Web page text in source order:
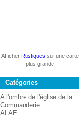
Afficher Rustiques sur une carte
plus grande
Catégories
A l'ombre de l'église de la
Commanderie
ALAE